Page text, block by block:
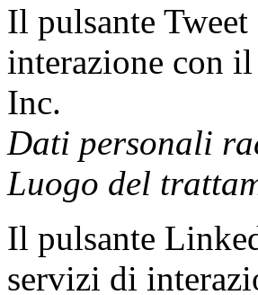
Il pulsante
interazione con
Inc.
Dati personali
Luogo del
Il pulsante
servizi di